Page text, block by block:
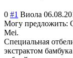
0 #1 Виола
Могу предложить:
Mei.
Специальная
экстрактом